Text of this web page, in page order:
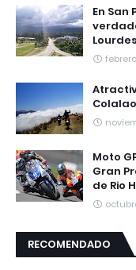
En San
febrero
Moto
Gran
de Rio
RECOMENDADO